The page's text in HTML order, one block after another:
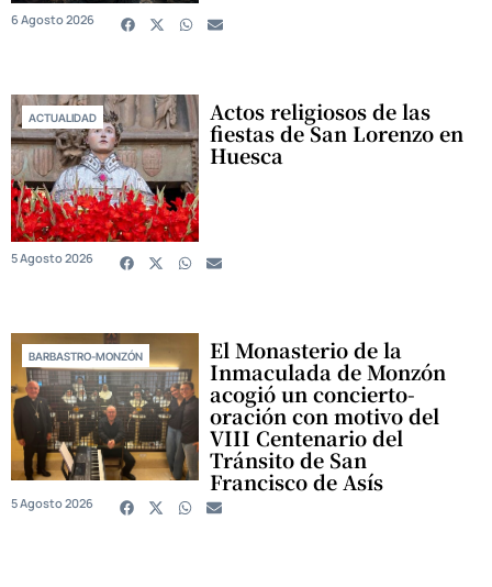
6 Agosto 2026
ACTUALIDAD Actos religiosos de las
fiestas de San Lorenzo en
Huesca
5 Agosto 2026
BARBASTRO-MONZÓN El Monasterio de la
Inmaculada de Monzón
acogió un concierto-
oración con motivo del
VIII Centenario del
Tránsito de San
Francisco de Asís
5 Agosto 2026